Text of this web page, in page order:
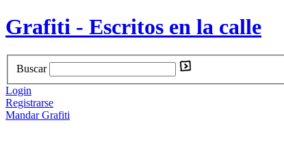
Grafiti - Escritos en la calle
Buscar
Login
Registrarse
Mandar Grafiti